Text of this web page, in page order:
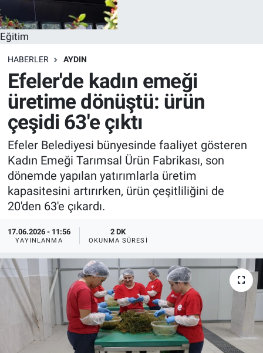
Eğitim
HABERLER AYDIN
Efeler'de kadın emeği
üretime dönüştü: ürün
çeşidi 63'e çıktı
Efeler Belediyesi bünyesinde faaliyet gösteren
Kadın Emeği Tarımsal Ürün Fabrikası, son
dönemde yapılan yatırımlarla üretim
kapasitesini artırırken, ürün çeşitliliğini de
20'den 63'e çıkardı.
17.06.2026 - 11:56
YAYINLANMA
2 DK
OKUNMA SÜRESI